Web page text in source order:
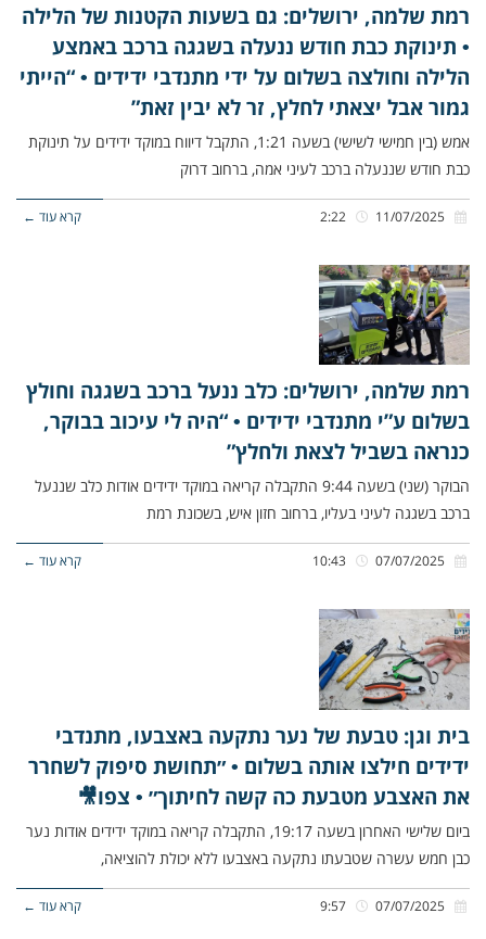
רמת שלמה, ירושלים: גם בשעות הקטנות של הלילה
• תינוקת כבת חודש ננעלה בשגגה ברכב באמצע
הלילה וחולצה בשלום על ידי מתנדבי ידידים • “הייתי
גמור אבל יצאתי לחלץ, זר לא יבין זאת”
אמש (בין חמישי לשישי) בשעה 1:21, התקבל דיווח במוקד ידידים על תינוקת
כבת חודש שננעלה ברכב לעיני אמה, ברחוב דרוק
קרא עוד ←
רמת שלמה, ירושלים: כלב ננעל ברכב בשגגה וחולץ
בשלום ע”י מתנדבי ידידים • “היה לי עיכוב בבוקר,
כנראה בשביל לצאת ולחלץ”
הבוקר (שני) בשעה 9:44 התקבלה קריאה במוקד ידידים אודות כלב שננעל
ברכב בשגגה לעיני בעליו, ברחוב חזון איש, בשכונת רמת
קרא עוד ←
בית וגן: טבעת של נער נתקעה באצבעו, מתנדבי
ידידים חילצו אותה בשלום • ״תחושת סיפוק לשחרר
את האצבע מטבעת כה קשה לחיתוך״ • צפו🎥
ביום שלישי האחרון בשעה 19:17, התקבלה קריאה במוקד ידידים אודות נער
כבן חמש עשרה שטבעתו נתקעה באצבעו ללא יכולת להוציאה,
קרא עוד ←